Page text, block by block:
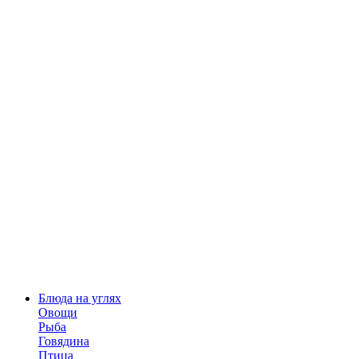
Блюда на углях
Овощи
Рыба
Говядина
Птица